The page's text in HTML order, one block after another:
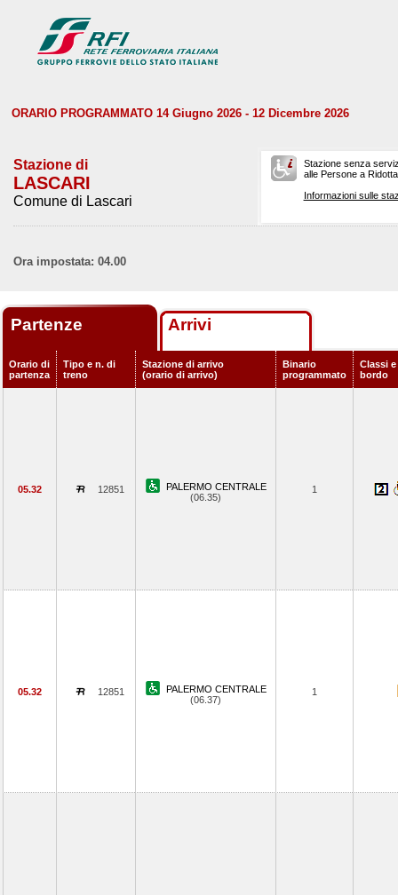
ORARIO PROGRAMMATO 14 Giugno 2026 - 12 Dicembre 2026
Stazione di
LASCARI
Comune di Lascari
Stazione senza
alle Persone a
Informazioni sulle
Ora impostata: 04.00
Partenze Arrivi
Orario di
partenza
Tipo e n. di
treno
Stazione di arrivo
(orario di arrivo)
Binario
programmato
Classi
bordo
05.32 12851
PALERMO CENTRALE
(06.35)
1
05.32 12851
PALERMO CENTRALE
(06.37)
1